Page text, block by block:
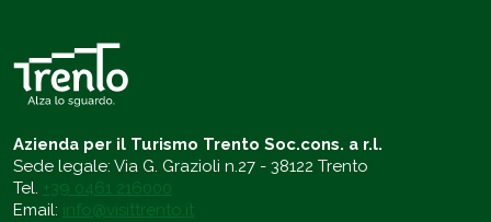
Azienda per il Turismo Trento Soc.cons. a r.l.
Sede legale: Via G. Grazioli n.27 - 38122 Trento
Tel. +39 0461 216000
Email: info@visittrento.it